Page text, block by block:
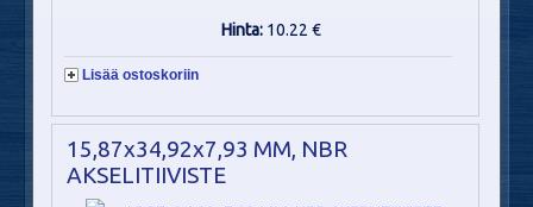
Hinta: 10.22 €
Lisää ostoskoriin
15,87x34,92x7,93 MM, NBR
AKSELITIIVISTE